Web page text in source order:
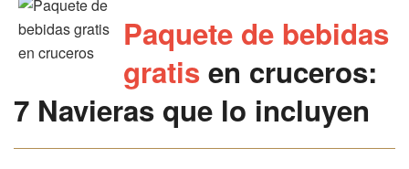
Paquete de bebidas
gratis en cruceros:
7 Navieras que lo incluyen